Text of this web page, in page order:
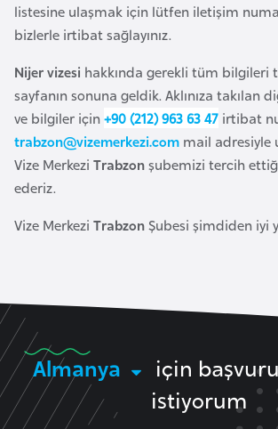
listesine ulaşmak için lütfen iletişim
bizlerle irtibat sağlayınız.
Nijer vizesi hakkında gerekli tüm bilgileri
sayfanın sonuna geldik. Aklınıza takılan
ve bilgiler için+90 (212) 963 63 47 irtibat
trabzon@vizemerkezi.com mail adresiyle
Vize Merkezi Trabzonşubemizi tercih
ederiz.
Vize Merkezi TrabzonŞubesi şimdiden iyi
Almanya
için
istiyorum
e
z
a
y
i
r
u
t
i
Ç